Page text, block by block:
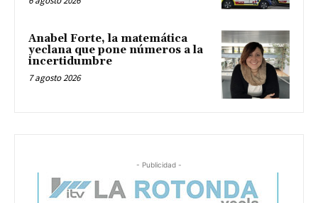
Anabel Forte, la matemática
yeclana que pone números a la
incertidumbre
7 agosto 2026
- Publicidad -